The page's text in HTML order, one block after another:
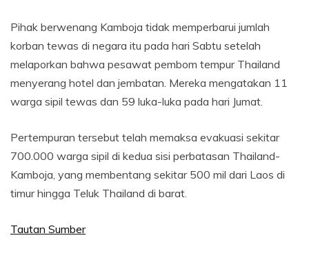
Pihak berwenang Kamboja tidak memperbarui jumlah
korban tewas di negara itu pada hari Sabtu setelah
melaporkan bahwa pesawat pembom tempur Thailand
menyerang hotel dan jembatan. Mereka mengatakan 11
warga sipil tewas dan 59 luka-luka pada hari Jumat.
Pertempuran tersebut telah memaksa evakuasi sekitar
700.000 warga sipil di kedua sisi perbatasan Thailand-
Kamboja, yang membentang sekitar 500 mil dari Laos di
timur hingga Teluk Thailand di barat.
Tautan Sumber